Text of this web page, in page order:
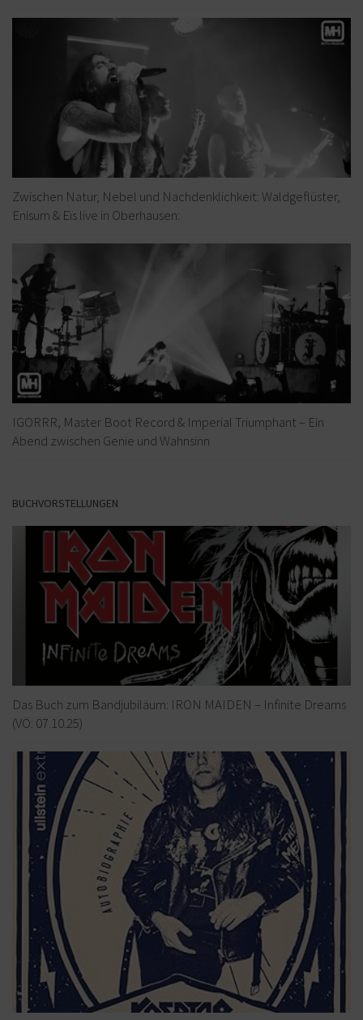
Zwischen Natur, Nebel und Nachdenklichkeit: Waldgeflüster,
Enisum & Eïs live in Oberhausen:
IGORRR, Master Boot Record & Imperial Triumphant – Ein
Abend zwischen Genie und Wahnsinn
BUCHVORSTELLUNGEN
Das Buch zum Bandjubiläum: IRON MAIDEN – Infinite Dreams
(VÖ: 07.10.25)